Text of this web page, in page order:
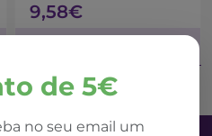
de 5€
no seu email um
9,58€